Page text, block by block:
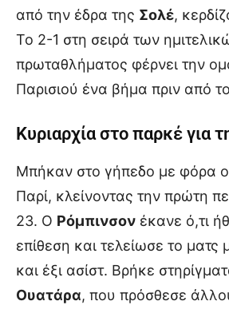
από την έδρα της Σολέ,
Το 2-1 στη σειρά των
πρωταθλήματος φέρνει την
Παρισιού ένα βήμα πριν από
Κυριαρχία στο παρκέ για
Μπήκαν στο γήπεδο με φόρα
Παρί, κλείνοντας την πρώτη
23. Ο Ρόμπινσον έκανε ό,τι
επίθεση και τελείωσε το ματς
και έξι ασίστ. Βρήκε
Ουατάρα, που πρόσθεσε